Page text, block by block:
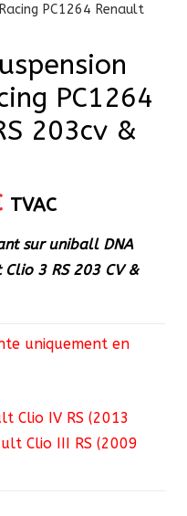
PC1264 Renault
PC1264
203cv &
Le
actuel
est :
TVAC
sur uniball DNA
3 RS 203 CV &
uniquement en
Clio IV RS (2013
Clio III RS (2009